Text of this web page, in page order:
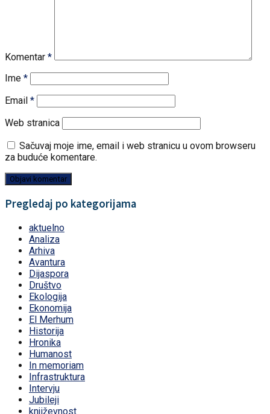
Komentar *
Ime *
Email *
Web stranica
Sačuvaj moje ime, email i web stranicu u ovom browseru
za buduće komentare.
Pregledaj po kategorijama
aktuelno
Analiza
Arhiva
Avantura
Dijaspora
Društvo
Ekologija
Ekonomija
El Merhum
Historija
Hronika
Humanost
In memoriam
Infrastruktura
Intervju
Jubileji
književnost